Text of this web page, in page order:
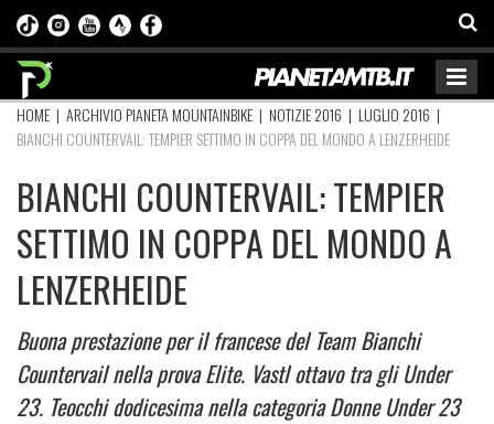
HOME | ARCHIVIO PIANETA MOUNTAINBIKE | NOTIZIE 2016 | LUGLIO 2016 |
BIANCHI COUNTERVAIL: TEMPIER SETTIMO IN COPPA DEL MONDO A LENZERHEIDE
BIANCHI COUNTERVAIL: TEMPIER
SETTIMO IN COPPA DEL MONDO A
LENZERHEIDE
Buona prestazione per il francese del Team Bianchi
Countervail nella prova Elite. Vastl ottavo tra gli Under
23. Teocchi dodicesima nella categoria Donne Under 23